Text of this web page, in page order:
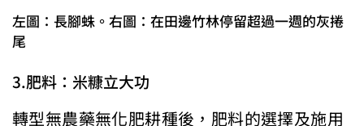
左圖：長腳蛛。右圖：在田邊竹林停留超過一週的灰捲
尾
3.肥料：米糠立大功